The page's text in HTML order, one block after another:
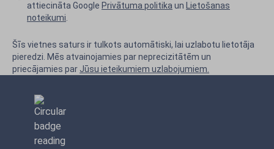
attiecināta Google Privātuma politika un
Lietošanas
noteikumi
Šīs vietnes saturs ir tulkots automātiski, lai uzlabotu lietotāja
pieredzi. Mēs atvainojamies par neprecizitātēm un
priecājamies par Jūsu ieteikumiem uzlabojumiem.